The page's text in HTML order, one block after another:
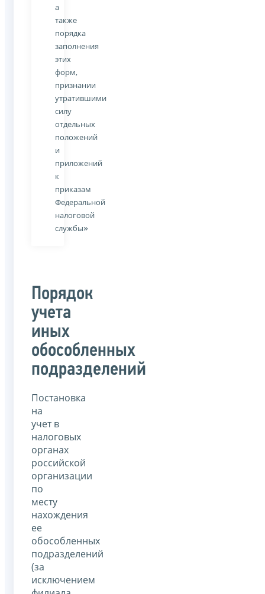
а
также
порядка
заполнения
этих
форм,
признании
утратившими
силу
отдельных
положений
и
приложений
к
приказам
Федеральной
налоговой
службы»
Порядок
учета
иных
обособленных
подразделений
Постановка
на
учет в
налоговых
органах
российской
организации
по
месту
нахождения
ее
обособленных
подразделений
(за
исключением